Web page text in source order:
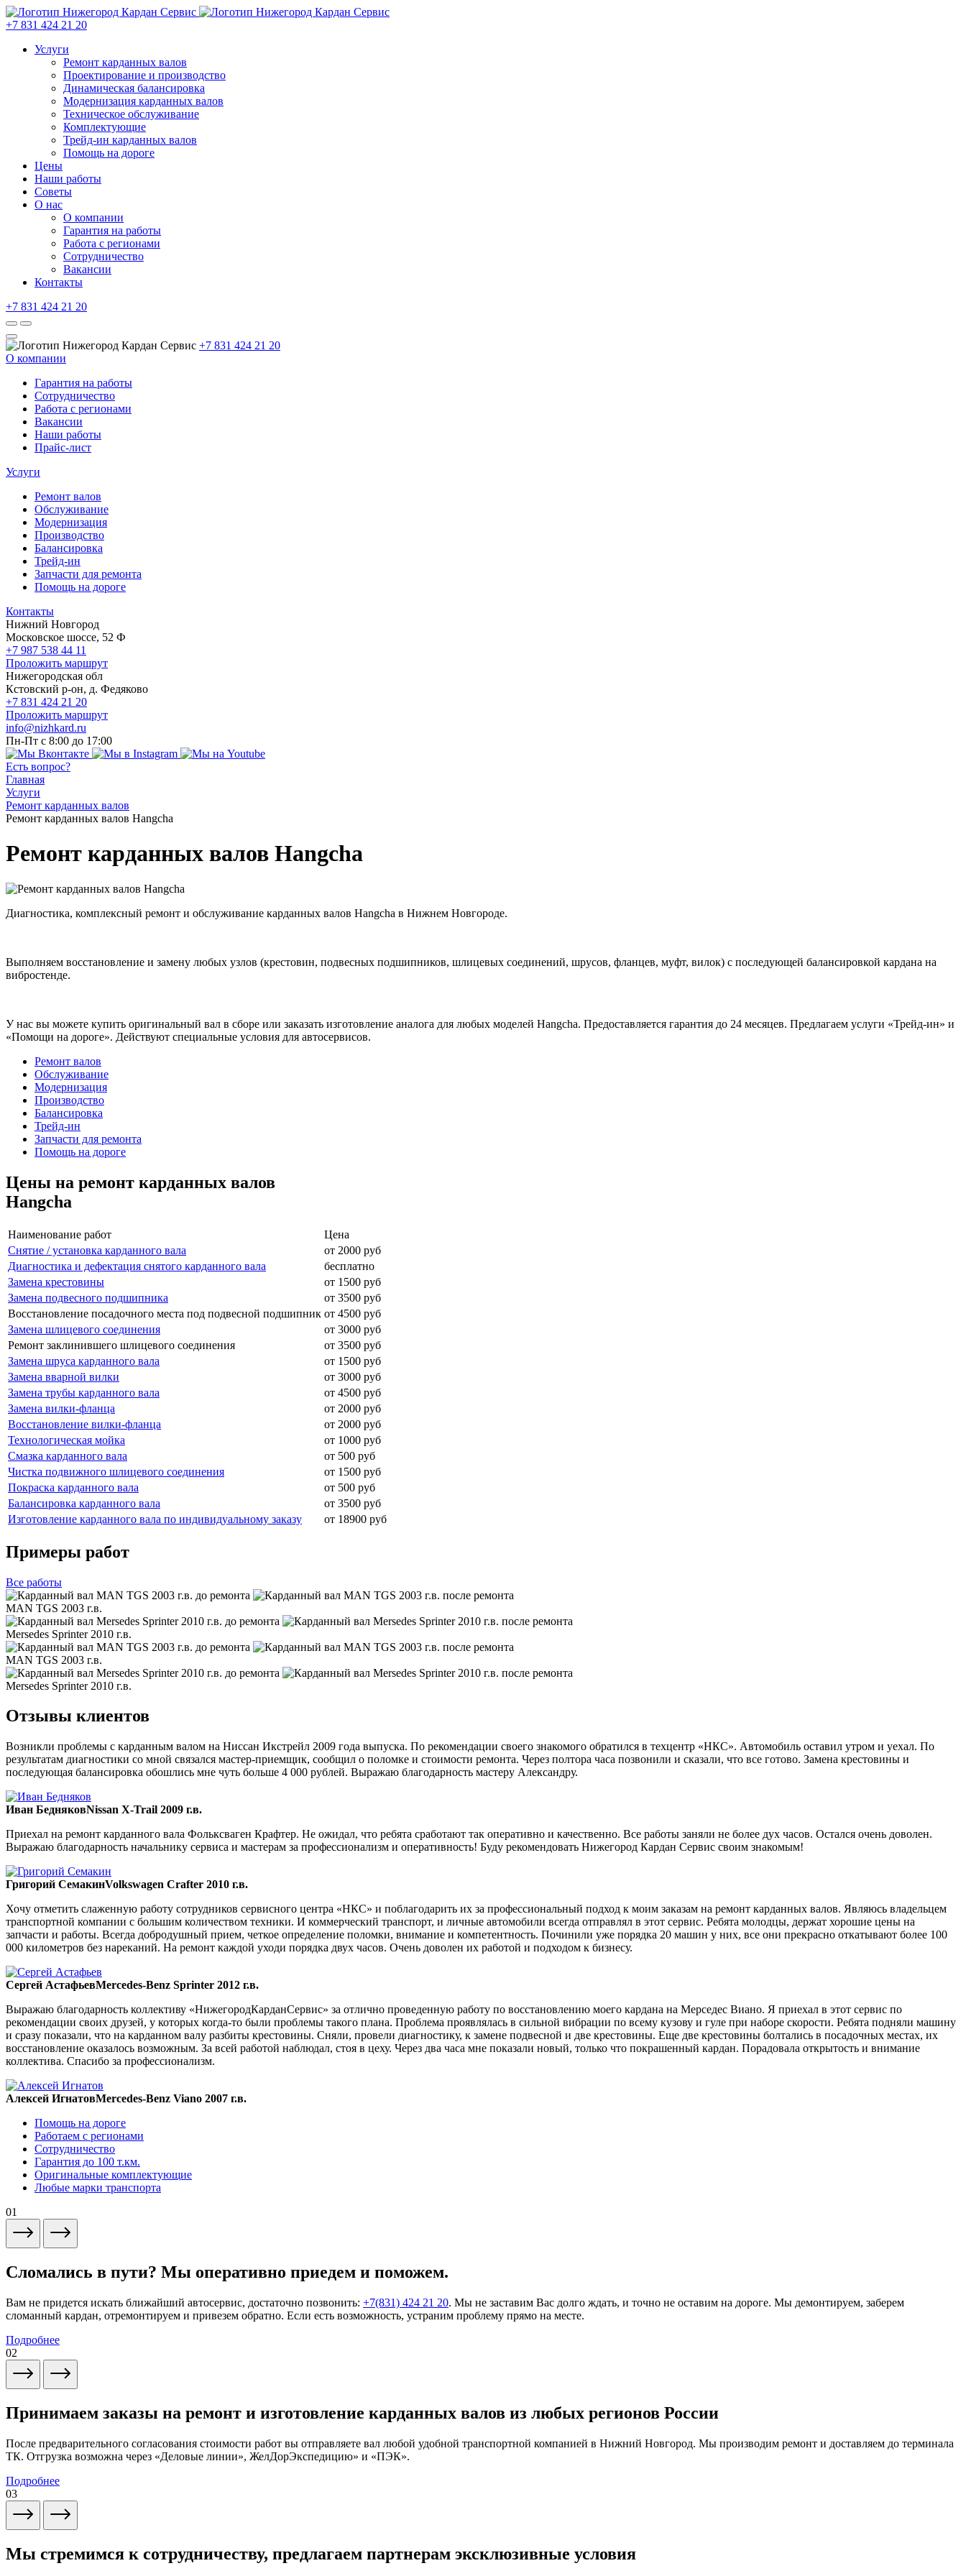
+7 831 424 21 20
Услуги
Ремонт карданных валов
Проектирование и производство
Динамическая балансировка
Модернизация карданных валов
Техническое обслуживание
Комплектующие
Трейд-ин карданных валов
Помощь на дороге
Цены
Наши работы
Советы
О нас
О компании
Гарантия на работы
Работа с регионами
Сотрудничество
Вакансии
Контакты
+7 831 424 21 20
+7 831 424 21 20
О компании
Гарантия на работы
Сотрудничество
Работа с регионами
Вакансии
Наши работы
Прайс-лист
Услуги
Ремонт валов
Обслуживание
Модернизация
Производство
Балансировка
Трейд-ин
Запчасти для ремонта
Помощь на дороге
Контакты
Нижний Новгород
Московское шоссе, 52 Ф
+7 987 538 44 11
Проложить маршрут
Нижегородская обл
Кстовский р-он, д. Федяково
+7 831 424 21 20
Проложить маршрут
info@nizhkard.ru
Пн-Пт с 8:00 до 17:00
Есть вопрос?
Главная
Услуги
Ремонт карданных валов
Ремонт карданных валов Hangcha
Ремонт карданных валов Hangcha
Диагностика, комплексный ремонт и обслуживание карданных валов Hangcha в Нижнем Новгороде.
Выполняем восстановление и замену любых узлов (крестовин, подвесных подшипников, шлицевых соединений, шрусов, фланцев, муфт, вилок) с последующей балансировкой кардана на
вибростенде.
У нас вы можете купить оригинальный вал в сборе или заказать изготовление аналога для любых моделей Hangcha. Предоставляется гарантия до 24 месяцев. Предлагаем услуги «Трейд-ин» и
«Помощи на дороге». Действуют специальные условия для автосервисов.
Ремонт валов
Обслуживание
Модернизация
Производство
Балансировка
Трейд-ин
Запчасти для ремонта
Помощь на дороге
Цены на ремонт карданных валов
Hangcha
Наименование работ
Цена
Снятие / установка карданного вала
от 2000 руб
Диагностика и дефектация снятого карданного вала
бесплатно
Замена крестовины
от 1500 руб
Замена подвесного подшипника
от 3500 руб
Восстановление посадочного места под подвесной подшипник от 4500 руб
Замена шлицевого соединения
от 3000 руб
Ремонт заклинившего шлицевого соединения
от 3500 руб
Замена шруса карданного вала
от 1500 руб
Замена вварной вилки
от 3000 руб
Замена трубы карданного вала
от 4500 руб
Замена вилки-фланца
от 2000 руб
Восстановление вилки-фланца
от 2000 руб
Технологическая мойка
от 1000 руб
Смазка карданного вала
от 500 руб
Чистка подвижного шлицевого соединения
от 1500 руб
Покраска карданного вала
от 500 руб
Балансировка карданного вала
от 3500 руб
Изготовление карданного вала по индивидуальному заказу
от 18900 руб
Примеры работ
Все работы
MAN TGS 2003 г.в.
Mersedes Sprinter 2010 г.в.
MAN TGS 2003 г.в.
Mersedes Sprinter 2010 г.в.
Отзывы клиентов
Возникли проблемы с карданным валом на Ниссан Икстрейл 2009 года выпуска. По рекомендации своего знакомого обратился в техцентр «НКС». Автомобиль оставил утром и уехал. По
результатам диагностики со мной связался мастер-приемщик, сообщил о поломке и стоимости ремонта. Через полтора часа позвонили и сказали, что все готово. Замена крестовины и
последующая балансировка обошлись мне чуть больше 4 000 рублей. Выражаю благодарность мастеру Александру.
Иван БедняковNissan X-Trail 2009 г.в.
Приехал на ремонт карданного вала Фольксваген Крафтер. Не ожидал, что ребята сработают так оперативно и качественно. Все работы заняли не более дух часов. Остался очень доволен.
Выражаю благодарность начальнику сервиса и мастерам за профессионализм и оперативность! Буду рекомендовать Нижегород Кардан Сервис своим знакомым!
Григорий СемакинVolkswagen Crafter 2010 г.в.
Хочу отметить слаженную работу сотрудников сервисного центра «НКС» и поблагодарить их за профессиональный подход к моим заказам на ремонт карданных валов. Являюсь владельцем
транспортной компании с большим количеством техники. И коммерческий транспорт, и личные автомобили всегда отправлял в этот сервис. Ребята молодцы, держат хорошие цены на
запчасти и работы. Всегда добродушный прием, четкое определение поломки, внимание и компетентность. Починили уже порядка 20 машин у них, все они прекрасно откатывают более 100
000 километров без нареканий. На ремонт каждой уходи порядка двух часов. Очень доволен их работой и подходом к бизнесу.
Сергей АстафьевMercedes-Benz Sprinter 2012 г.в.
Выражаю благодарность коллективу «НижегородКарданСервис» за отлично проведенную работу по восстановлению моего кардана на Мерседес Виано. Я приехал в этот сервис по
рекомендации своих друзей, у которых когда-то были проблемы такого плана. Проблема проявлялась в сильной вибрации по всему кузову и гуле при наборе скорости. Ребята подняли машину
и сразу показали, что на карданном валу разбиты крестовины. Сняли, провели диагностику, к замене подвесной и две крестовины. Еще две крестовины болтались в посадочных местах, их
восстановление оказалось возможным. За всей работой наблюдал, стоя в цеху. Через два часа мне показали новый, только что покрашенный кардан. Порадовала открытость и внимание
коллектива. Спасибо за профессионализм.
Алексей ИгнатовMercedes-Benz Viano 2007 г.в.
Помощь на дороге
Работаем с регионами
Сотрудничество
Гарантия до 100 т.км.
Оригинальные комплектующие
Любые марки транспорта
01
Сломались в пути? Мы оперативно приедем и поможем.
Вам не придется искать ближайший автосервис, достаточно позвонить: +7(831) 424 21 20. Мы не заставим Вас долго ждать, и точно не оставим на дороге. Мы демонтируем, заберем
сломанный кардан, отремонтируем и привезем обратно. Если есть возможность, устраним проблему прямо на месте.
Подробнее
02
Принимаем заказы на ремонт и изготовление карданных валов из любых регионов России
После предварительного согласования стоимости работ вы отправляете вал любой удобной транспортной компанией в Нижний Новгород. Мы производим ремонт и доставляем до терминала
ТК. Отгрузка возможна через «Деловые линии», ЖелДорЭкспедицию» и «ПЭК».
Подробнее
03
Мы стремимся к сотрудничеству, предлагаем партнерам эксклюзивные условия